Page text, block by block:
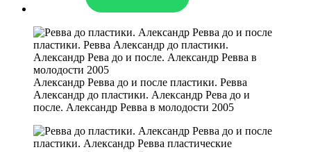
Александр Ревва до и после пластики. Ревва
Александр до пластики. Александр Рева до и
после. Александр Ревва в молодости 2005